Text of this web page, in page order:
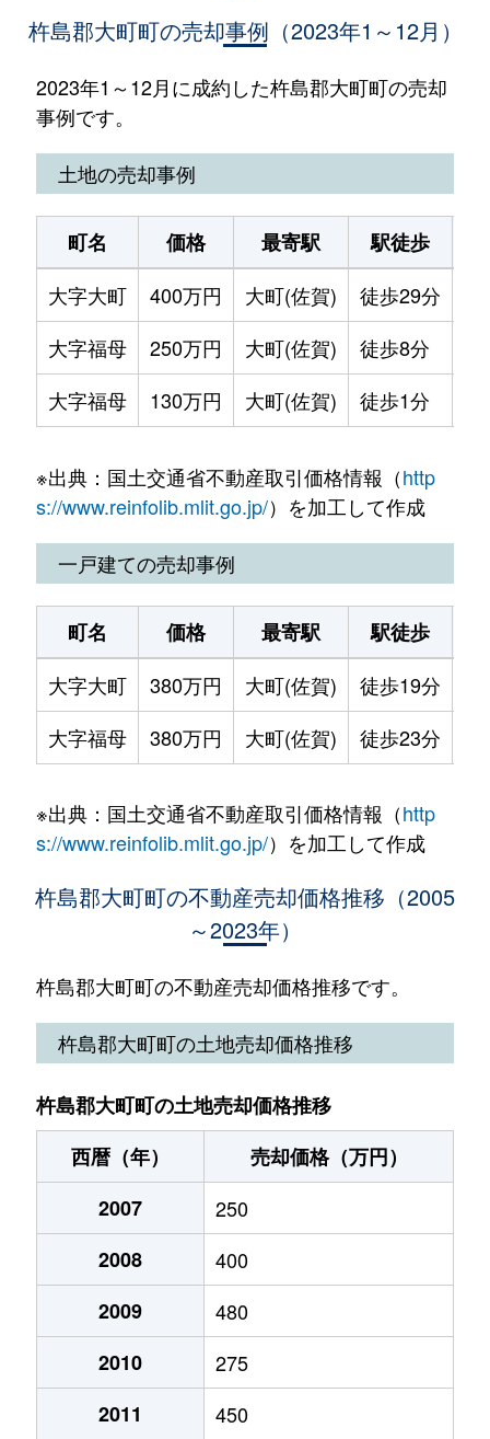
杵島郡大町町の売却事例（2023年1～12月）
2023年1～12月に成約した杵島郡大町町の売却
事例です。
土地の売却事例
町名 価格 最寄駅 駅徒歩
大字大町
400万円 大町(佐賀) 徒歩29分
大字福母
250万円 大町(佐賀) 徒歩8分
大字福母
130万円 大町(佐賀) 徒歩1分
※出典：国土交通省不動産取引価格情報（http
s://www.reinfolib.mlit.go.jp/）を加工して作成
一戸建ての売却事例
町名 価格 最寄駅 駅徒歩
大字大町
380万円 大町(佐賀) 徒歩19分
大字福母
380万円 大町(佐賀) 徒歩23分
※出典：国土交通省不動産取引価格情報（http
s://www.reinfolib.mlit.go.jp/）を加工して作成
杵島郡大町町の不動産売却価格推移（2005
～2023年）
杵島郡大町町の不動産売却価格推移です。
杵島郡大町町の土地売却価格推移
杵島郡大町町の土地売却価格推移
西暦（年）
売却価格（万円）
2007
250
2008
400
2009
480
2010
275
2011
450